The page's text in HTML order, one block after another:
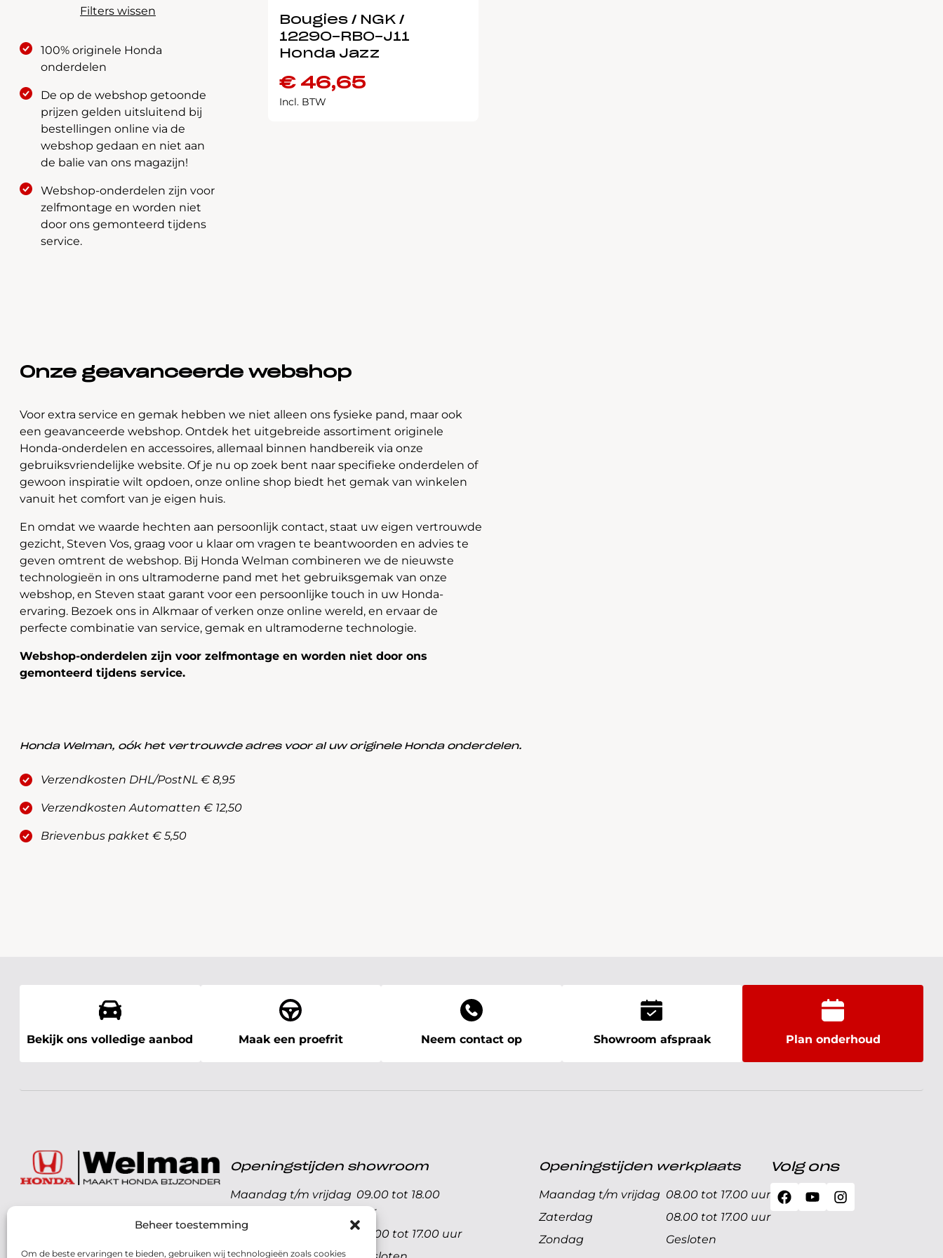
Beheer toestemming
Om de beste ervaringen te bieden, gebruiken wij technologieën zoals cookies
Filters wissen
100% originele Honda
onderdelen
De op de webshop getoonde
prijzen gelden uitsluitend bij
bestellingen online via de
webshop gedaan en niet aan
de balie van ons magazijn!
Webshop-onderdelen zijn voor
zelfmontage en worden niet
door ons gemonteerd tijdens
service.
Bougies / NGK /
12290-RB0-J11
Honda Jazz
€46,65
Incl. BTW
Onze geavanceerde webshop
Voor extra service en gemak hebben we niet alleen ons fysieke pand, maar ook
een geavanceerde webshop. Ontdek het uitgebreide assortiment originele
Honda-onderdelen en accessoires, allemaal binnen handbereik via onze
gebruiksvriendelijke website. Of je nu op zoek bent naar specifieke onderdelen of
gewoon inspiratie wilt opdoen, onze online shop biedt het gemak van winkelen
vanuit het comfort van je eigen huis.
En omdat we waarde hechten aan persoonlijk contact, staat uw eigen vertrouwde
gezicht, Steven Vos, graag voor u klaar om vragen te beantwoorden en advies te
geven omtrent de webshop. Bij Honda Welman combineren we de nieuwste
technologieën in ons ultramoderne pand met het gebruiksgemak van onze
webshop, en Steven staat garant voor een persoonlijke touch in uw Honda-
ervaring. Bezoek ons in Alkmaar of verken onze online wereld, en ervaar de
perfecte combinatie van service, gemak en ultramoderne technologie.
Webshop-onderdelen zijn voor zelfmontage en worden niet door ons
gemonteerd tijdens service.
Honda Welman, oók het vertrouwde adres voor al uw originele Honda onderdelen.
Verzendkosten DHL/PostNL € 8,95
Verzendkosten Automatten € 12,50
Brievenbus pakket € 5,50
Bekijk ons volledige aanbod Maak een proefrit Neem contact op Showroom afspraak Plan onderhoud
072 - 57 16 9 40
Parelweg 3, 1812 RS
Openingstijden showroom
Maandag t/m vrijdag 09.00 tot 18.00
uur
Zaterdag
09.00 tot 17.00 uur
Openingstijden werkplaats
Maandag t/m vrijdag 08.00 tot 17.00 uur
Zaterdag
08.00 tot 17.00 uur
Zondag
Gesloten
Volg ons